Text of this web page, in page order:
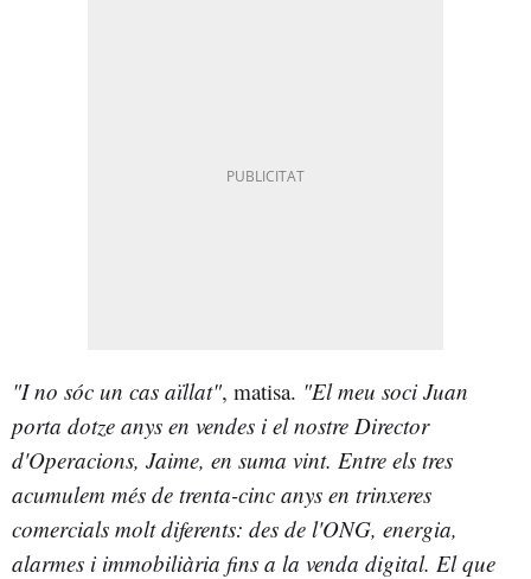
"I no sóc un cas aïllat", matisa. "El meu soci Juan
porta dotze anys en vendes i el nostre Director
d'Operacions, Jaime, en suma vint. Entre els tres
acumulem més de trenta-cinc anys en trinxeres
comercials molt diferents: des de l'ONG, energia,
alarmes i immobiliària fins a la venda digital. El que